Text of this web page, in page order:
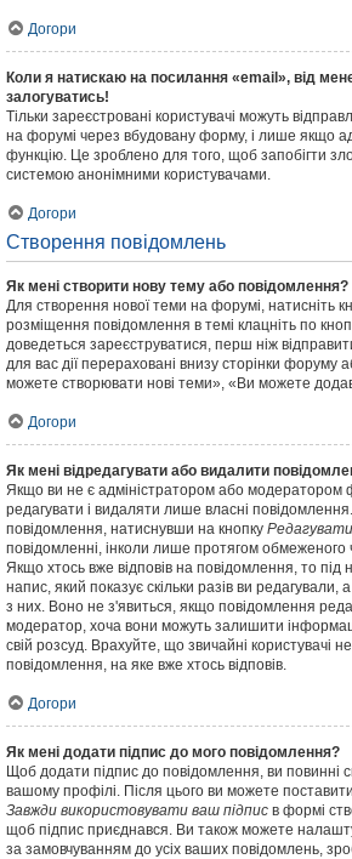
Догори
Коли я натискаю на посилання «email», від
залогуватись!
Тільки зареєстровані користувачі можуть
на форумі через вбудовану форму, і лише якщо
функцію. Це зроблено для того, щоб запобігти
системою анонімними користувачами.
Догори
Створення повідомлень
Як мені створити нову тему або повідомлення?
Для створення нової теми на форумі, натисніть
розміщення повідомлення в темі клацніть по
доведеться зареєструватися, перш ніж
для вас дії перераховані внизу сторінки
можете створювати нові теми», «Ви можете
Догори
Як мені відредагувати або видалити
Якщо ви не є адміністратором або модератором
редагувати і видаляти лише власні
повідомлення, натиснувши на кнопку Редагувати
повідомленні, інколи лише протягом
Якщо хтось вже відповів на повідомлення, то під
напис, який показує скільки разів ви редагували,
з них. Воно не з'явиться, якщо повідомлення
модератор, хоча вони можуть залишити
свій розсуд. Врахуйте, що звичайні користувачі
повідомлення, на яке вже хтось відповів.
Догори
Як мені додати підпис до мого повідомлення?
Щоб додати підпис до повідомлення, ви повинні
вашому профілі. Після цього ви можете
Завжди використовувати ваш підпис в формі
щоб підпис приєднався. Ви також можете
за замовчуванням до усіх ваших повідомлень,